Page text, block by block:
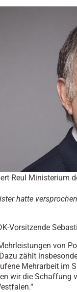
Reul Ministerium
hatte
Vorsitzende
von
zählt
Mehrarbeit im
wir die Schaffung